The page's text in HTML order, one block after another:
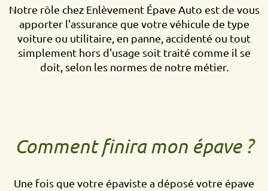
Notre rôle chez Enlèvement Épave Auto est de vous
apporter l'assurance que votre véhicule de type
voiture ou utilitaire, en panne, accidenté ou tout
simplement hors d'usage soit traité comme il se
doit, selon les normes de notre métier.
Comment finira mon épave ?
Une fois que votre épaviste a déposé votre épave